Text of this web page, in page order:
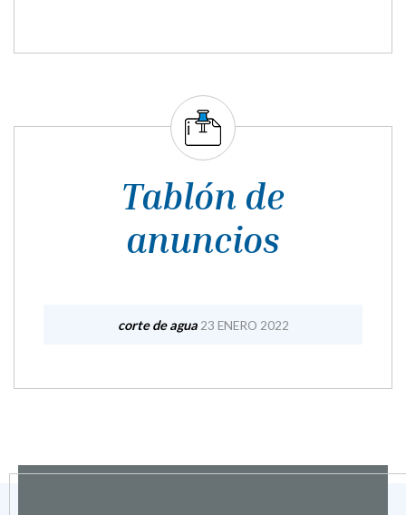
Tablón de
anuncios
corte de agua 23 ENERO 2022